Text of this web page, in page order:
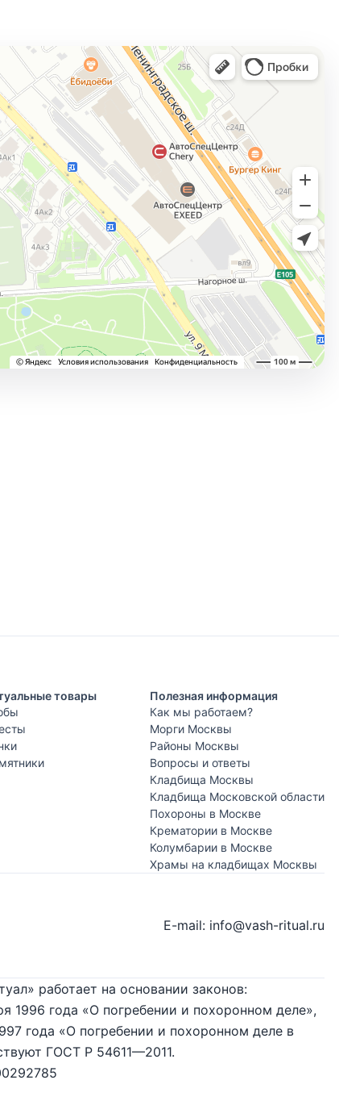
товары
Полезная информация
Как мы работаем?
Морги Москвы
Районы Москвы
Вопросы и ответы
Кладбища Москвы
Кладбища Московской области
Похороны в Москве
Крематории в Москве
Колумбарии в Москве
Храмы на кладбищах Москвы
E-mail: info@vash-ritual.ru
работает на основании законов:
1996 года «О погребении и похоронном деле»,
года «О погребении и похоронном деле в
ГОСТ Р 54611—2011.